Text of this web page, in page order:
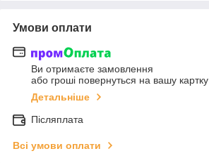
Умови оплати
Ви отримаєте замовлення
або гроші повернуться на вашу картку
Детальніше
Післяплата
Всі умови оплати